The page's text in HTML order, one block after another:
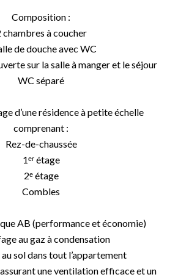
Composition :
chambres à coucher
de douche avec WC
sur la salle à manger et le séjour
WC séparé
d’une résidence à petite échelle
comprenant :
Rez-de-chaussée
1ᵉʳ étage
2ᵉ étage
Combles
AB (performance et économie)
au gaz à condensation
sol dans tout l’appartement
une ventilation efficace et un